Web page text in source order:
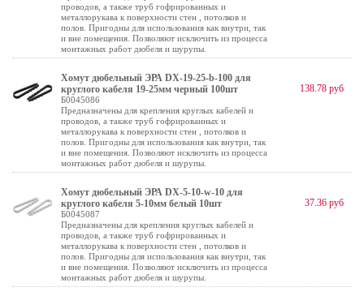
проводов, а также труб гофрированных и
металлорукава к поверхности стен , потолков и
полов. Пригодны для использования как внутри, так
и вне помещения. Позволяют исключить из процесса
монтажных работ дюбеля и шурупы.
Хомут дюбельный ЭРА DX-19-25-b-100 для
круглого кабеля 19-25мм черный 100шт
Б0045086
Предназначены для крепления круглых кабелей и
проводов, а также труб гофрированных и
металлорукава к поверхности стен , потолков и
полов. Пригодны для использования как внутри, так
и вне помещения. Позволяют исключить из процесса
монтажных работ дюбеля и шурупы.
138.78 руб
Хомут дюбельный ЭРА DX-5-10-w-10 для
круглого кабеля 5-10мм белый 10шт
Б0045087
Предназначены для крепления круглых кабелей и
проводов, а также труб гофрированных и
металлорукава к поверхности стен , потолков и
полов. Пригодны для использования как внутри, так
и вне помещения. Позволяют исключить из процесса
монтажных работ дюбеля и шурупы.
37.36 руб